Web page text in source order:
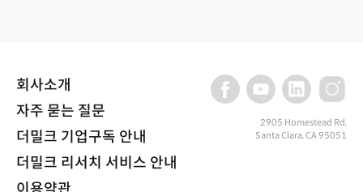
구축해온 희토류와 자석 등의 원자재를 통해 세계를 통제하려는 매우
사악하고 적대적인 움직임"이라고 규정하며 중국의 적대적 행위를 강력히
규탄했다.특히 주목할 대목은 트럼프 대통령이 미국도 "중국보다 더 강력하고
광범위한 독점적 지위"를 보유하고 있다고 주장한 부분이다. 그는 "지금까지
우위를 활용할 것임을 시사했다.트럼프 대통령은 중국이 보낸 수출 통제 관련
서한이 수 페이지에 걸쳐 통제 대상 원소들을 상세히 나열했다고 밝혔다. 그는
회사소개
자주 묻는 질문
더밀크 기업구독 안내
더밀크 리서치 서비스 안내
2905 Homestead Rd,
Santa Clara, CA 95051